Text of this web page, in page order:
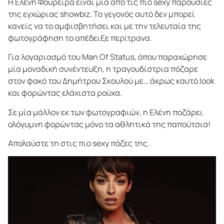
της εγχώριας showbiz. Το γεγονός αυτό δεν μπορεί
κανείς να το αμφισβητήσει και με την τελευταία της
φωτογράφηση το απέδειξε περίτρανα.
Για λογαριασμό του Man Of Status, όπου παραχώρησε
μία μοναδική συνέντευξη, η τραγουδίστρια πόζαρε
στον φακό του Δημήτρου Σκουλού με… άκρως καυτό look
και φορώντας ελάχιστα ρούχα.
Σε μία μάλλον εκ των φωτογραφιών, η Ελένη ποζάρει
ολόγυμνη φορώντας μόνο τα αθλητικά της παπούτσια!
Απολαύστε τη στις πιο sexy πόζες της.